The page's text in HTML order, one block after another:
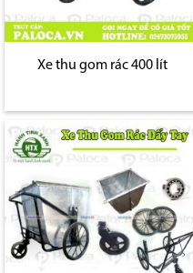
Xe thu gom rác 400 lít